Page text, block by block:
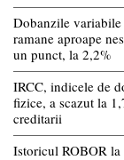
Dobanzile
ramane aproape
un punct, la 2,2%
IRCC, indicele de
fizice, a scazut la
creditarii
Istoricul ROBOR